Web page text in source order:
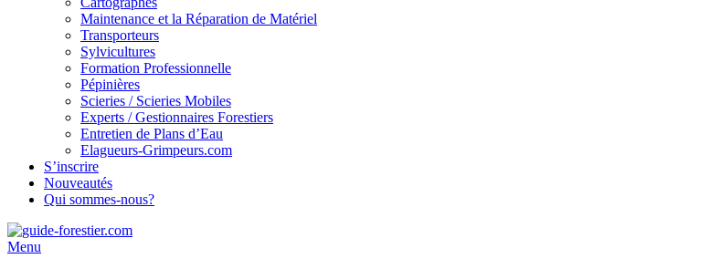
Maintenance et la Réparation de Matériel
Transporteurs
Sylvicultures
Formation Professionnelle
Pépinières
Scieries / Scieries Mobiles
Experts / Gestionnaires Forestiers
Entretien de Plans d’Eau
Elagueurs-Grimpeurs.com
S’inscrire
Nouveautés
Qui sommes-nous?
Menu